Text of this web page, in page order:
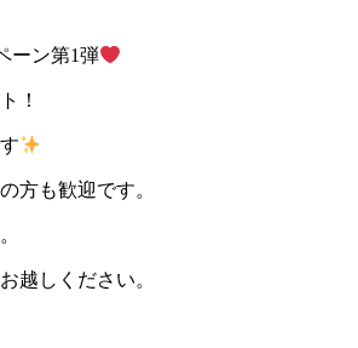
ーン第1弾
！
方も歓迎です。
越しください。